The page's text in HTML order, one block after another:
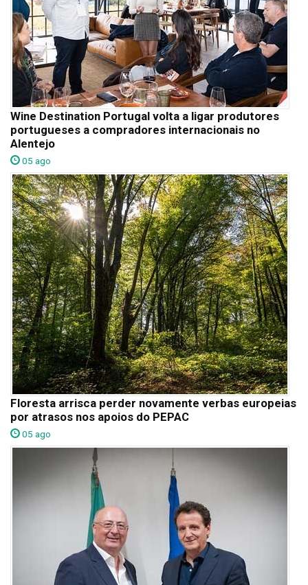
Wine Destination Portugal volta a ligar produtores
portugueses a compradores internacionais no
Alentejo
05 ago
Floresta arrisca perder novamente verbas europeias
por atrasos nos apoios do PEPAC
05 ago